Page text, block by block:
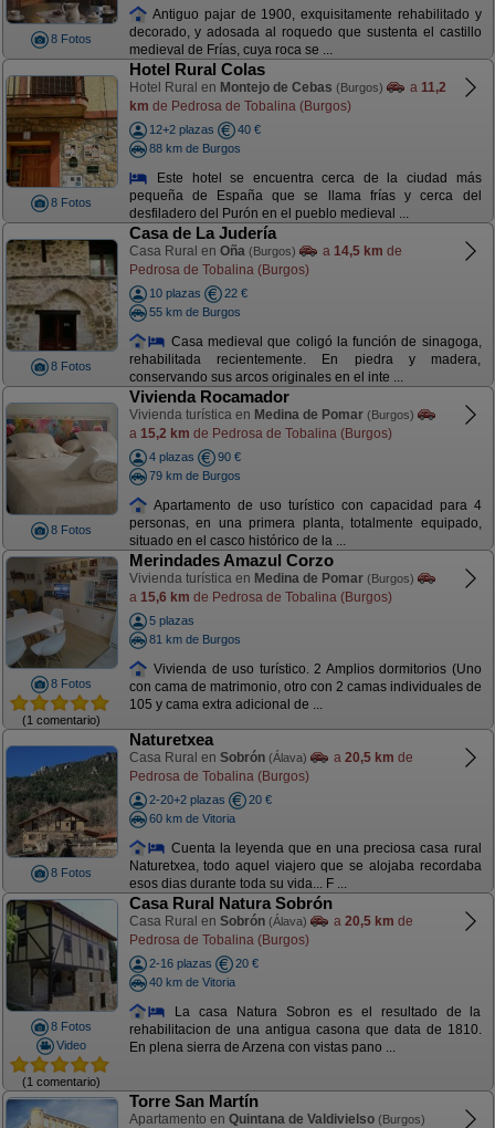
8 Fotos
Antiguo pajar de 1900, exquisitamente rehabilitado y
decorado, y adosada al roquedo que sustenta el castillo
medieval de Frías, cuya roca se ...
8 Fotos
Hotel Rural Colas
Hotel Rural en Montejo de Cebas (Burgos) a 11,2
km de Pedrosa de Tobalina (Burgos)
12+2 plazas
40 €
88 km de Burgos
Este hotel se encuentra cerca de la ciudad más
pequeña de España que se llama frías y cerca del
desfiladero del Purón en el pueblo medieval ...
8 Fotos
Casa de La Judería
Casa Rural en Oña (Burgos) a 14,5 km de
Pedrosa de Tobalina (Burgos)
10 plazas
22 €
55 km de Burgos
Casa medieval que coligó la función de sinagoga,
rehabilitada recientemente. En piedra y madera,
conservando sus arcos originales en el inte ...
8 Fotos
Vivienda Rocamador
Vivienda turística en Medina de Pomar (Burgos)
a 15,2 km de Pedrosa de Tobalina (Burgos)
4 plazas
90 €
79 km de Burgos
Apartamento de uso turístico con capacidad para 4
personas, en una primera planta, totalmente equipado,
situado en el casco histórico de la ...
8 Fotos
(1 comentario)
Merindades Amazul Corzo
Vivienda turística en Medina de Pomar (Burgos)
a 15,6 km de Pedrosa de Tobalina (Burgos)
5 plazas
81 km de Burgos
Vivienda de uso turístico. 2 Amplios dormitorios (Uno
con cama de matrimonio, otro con 2 camas individuales de
105 y cama extra adicional de ...
8 Fotos
Naturetxea
Casa Rural en Sobrón (Álava) a 20,5 km de
Pedrosa de Tobalina (Burgos)
2-20+2 plazas
20 €
60 km de Vitoria
Cuenta la leyenda que en una preciosa casa rural
Naturetxea, todo aquel viajero que se alojaba recordaba
esos dias durante toda su vida... F ...
8 Fotos
Video
(1 comentario)
Casa Rural Natura Sobrón
Casa Rural en Sobrón (Álava) a 20,5 km de
Pedrosa de Tobalina (Burgos)
2-16 plazas
20 €
40 km de Vitoria
La casa Natura Sobron es el resultado de la
rehabilitacion de una antigua casona que data de 1810.
En plena sierra de Arzena con vistas pano ...
Torre San Martín
Apartamento en Quintana de Valdivielso (Burgos)